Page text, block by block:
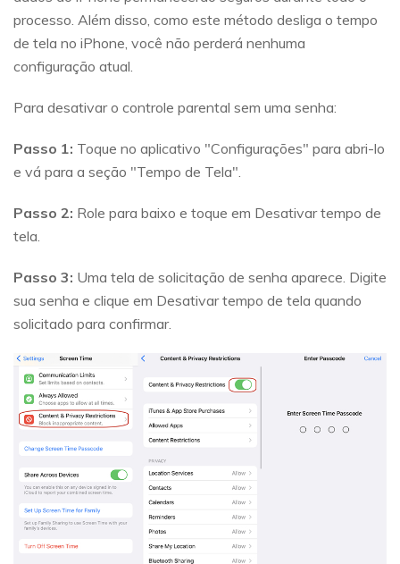
processo. Além disso, como este método desliga o tempo
de tela no iPhone, você não perderá nenhuma
configuração atual.
Para desativar o controle parental sem uma senha:
Passo 1: Toque no aplicativo "Configurações" para abri-lo
e vá para a seção "Tempo de Tela".
Passo 2: Role para baixo e toque em Desativar tempo de
tela.
Passo 3: Uma tela de solicitação de senha aparece. Digite
sua senha e clique em Desativar tempo de tela quando
solicitado para confirmar.